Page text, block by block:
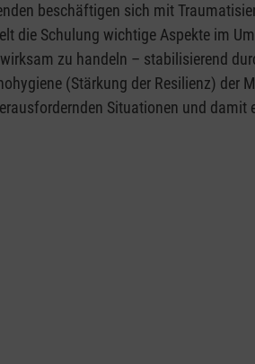
beschäftigen sich mit
die Schulung wichtige Aspekte im
– stabilisierend durch Struktur,
(Stärkung der Resilienz)
Situationen und damit